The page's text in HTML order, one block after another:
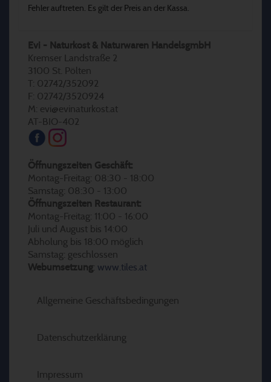
Fehler auftreten. Es gilt der Preis an der Kassa.
Evi - Naturkost & Naturwaren HandelsgmbH
Kremser Landstraße 2
3100 St. Pölten
T: 02742/352092
F: 02742/3520924
M: evi@evinaturkost.at
AT-BIO-402
Öffnungszeiten Geschäft:
Montag-Freitag: 08:30 - 18:00
Samstag: 08:30 - 13:00
Öffnungszeiten Restaurant:
Montag-Freitag: 11:00 - 16:00
Juli und August bis 14:00
Abholung bis 18:00 möglich
Samstag: geschlossen
Webumsetzung: www.tiles.at
Allgemeine Geschäftsbedingungen
Datenschutzerklärung
Impressum